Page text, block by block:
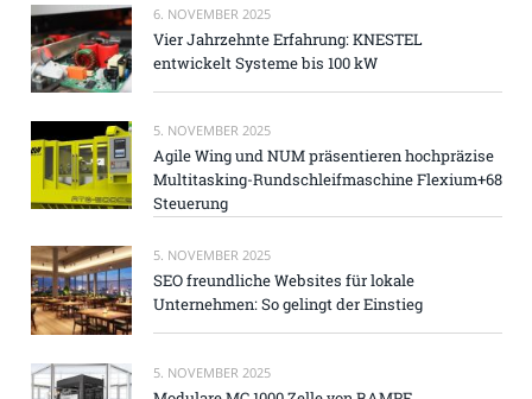
6. NOVEMBER 2025
Vier Jahrzehnte Erfahrung: KNESTEL
entwickelt Systeme bis 100 kW
5. NOVEMBER 2025
Agile Wing und NUM präsentieren hochpräzise
Multitasking-Rundschleifmaschine Flexium+68
Steuerung
5. NOVEMBER 2025
SEO freundliche Websites für lokale
Unternehmen: So gelingt der Einstieg
5. NOVEMBER 2025